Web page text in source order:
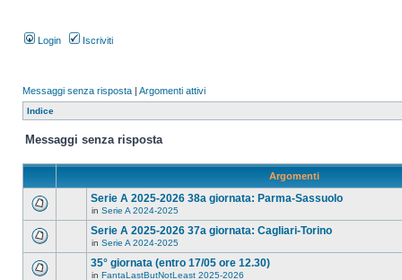
Login Iscriviti
Messaggi senza risposta | Argomenti attivi
Indice
Messaggi senza risposta
Argomenti
Serie A 2025-2026 38a giornata: Parma-Sassuolo
in Serie A 2024-2025
Serie A 2025-2026 37a giornata: Cagliari-Torino
in Serie A 2024-2025
35° giornata (entro 17/05 ore 12.30)
in FantaLastButNotLeast 2025-2026